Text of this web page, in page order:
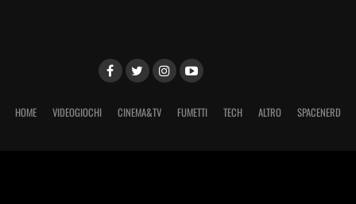
HOME VIDEOGIOCHI CINEMA&TV FUMETTI TECH ALTRO SPACENERD